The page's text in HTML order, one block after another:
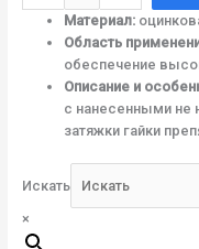
Материал:
Область
обеспечение
Описание и
с нанесенными не
затяжки гайки
Искать
×